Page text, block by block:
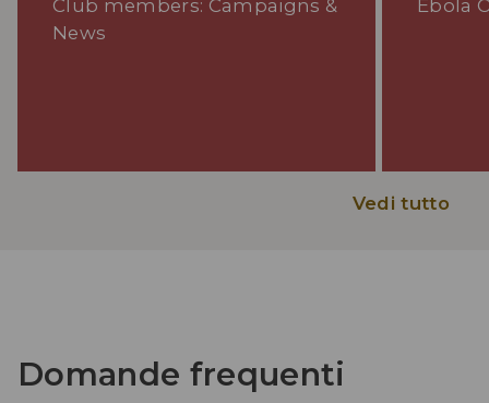
Club members: Campaigns &
News
Ebola
Vedi tutto
Domande frequenti